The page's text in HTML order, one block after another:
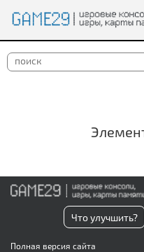
Что улучшить?
Полная версия сайта